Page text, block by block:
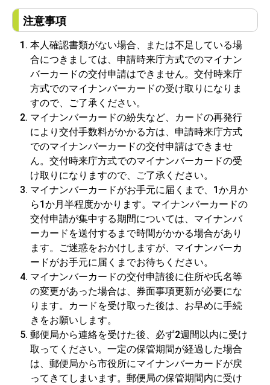
注意事項
本人確認書類がない場合、または不足している場
合につきましては、申請時来庁方式でのマイナン
バーカードの交付申請はできません。交付時来庁
方式でのマイナンバーカードの受け取りになりま
すので、ご了承ください。
マイナンバーカードの紛失など、カードの再発行
により交付手数料がかかる方は、申請時来庁方式
でのマイナンバーカードの交付申請はできませ
ん。交付時来庁方式でのマイナンバーカードの受
け取りになりますので、ご了承ください。
マイナンバーカードがお手元に届くまで、1か月か
ら1か月半程度かかります。マイナンバーカードの
交付申請が集中する期間については、マイナンバ
ーカードを送付するまで時間がかかる場合があり
ます。ご迷惑をおかけしますが、マイナンバーカ
ードがお手元に届くまでお待ちください。
マイナンバーカードの交付申請後に住所や氏名等
の変更があった場合は、券面事項更新が必要にな
ります。カードを受け取った後は、お早めに手続
きをお願いします。
郵便局から連絡を受けた後、必ず2週間以内に受け
取ってください。一定の保管期間が経過した場合
は、郵便局から市役所にマイナンバーカードが戻
ってきてしまいます。郵便局の保管期間内に受け